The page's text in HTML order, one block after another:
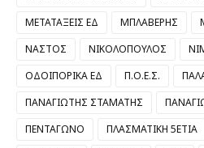
ΜΕΤΑΤΑΞΕΙΣ ΕΔ
ΜΠΛΑΒΕΡΗΣ
ΝΑΣΤΟΣ
ΝΙΚΟΛΟΠΟΥΛΟΣ
ΟΔΟΙΠΟΡΙΚΑ ΕΔ
Π.Ο.Ε.Σ.
ΠΑΝΑΓΙΩΤΗΣ ΣΤΑΜΑΤΗΣ
ΠΕΝΤΑΓΩΝΟ
ΠΛΑΣΜΑΤΙΚΗ 5ΕΤΙΑ